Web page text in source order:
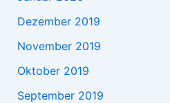
Dezember 2019
November 2019
Oktober 2019
September 2019